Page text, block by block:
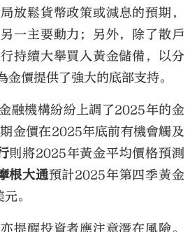
放鬆貨幣政策或減息的預期，
一主要動力；另外，
除了散戶
持續大舉買入黃金儲備，以分
金價提供了強大的底部支持。
融機構紛紛上調了2025年的金
金價在2025年底前有機會觸及
則將2025年黃金平均價格預測
根大通預計2025年第四季黃金
。